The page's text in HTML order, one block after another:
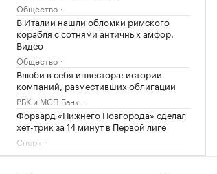
Общество
В Италии нашли обломки римского
корабля с сотнями античных амфор.
Видео
Общество
Влюби в себя инвестора: истории
компаний, разместивших облигации
РБК и МСП Банк
Форвард «Нижнего Новгорода» сделал
хет-трик за 14 минут в Первой лиге
Спорт
«Газпром» заметил антирекорд по